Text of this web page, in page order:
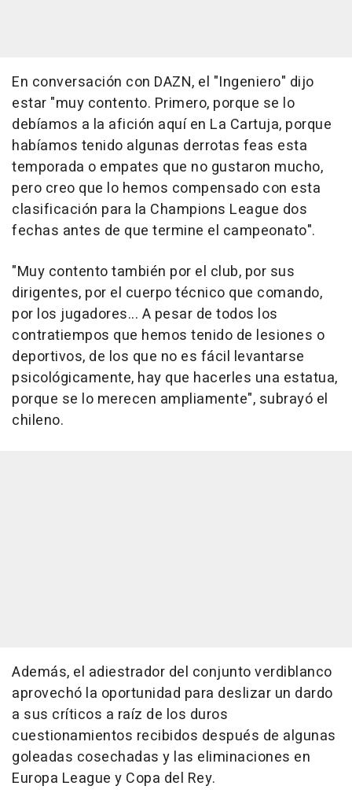
En conversación con DAZN, el "Ingeniero" dijo
estar "muy contento. Primero, porque se lo
debíamos a la afición aquí en La Cartuja, porque
habíamos tenido algunas derrotas feas esta
temporada o empates que no gustaron mucho,
pero creo que lo hemos compensado con esta
clasificación para la Champions League dos
fechas antes de que termine el campeonato".
"Muy contento también por el club, por sus
dirigentes, por el cuerpo técnico que comando,
por los jugadores... A pesar de todos los
contratiempos que hemos tenido de lesiones o
deportivos, de los que no es fácil levantarse
psicológicamente, hay que hacerles una estatua,
porque se lo merecen ampliamente", subrayó el
chileno.
Además, el adiestrador del conjunto verdiblanco
aprovechó la oportunidad para deslizar un dardo
a sus críticos a raíz de los duros
cuestionamientos recibidos después de algunas
goleadas cosechadas y las eliminaciones en
Europa League y Copa del Rey.